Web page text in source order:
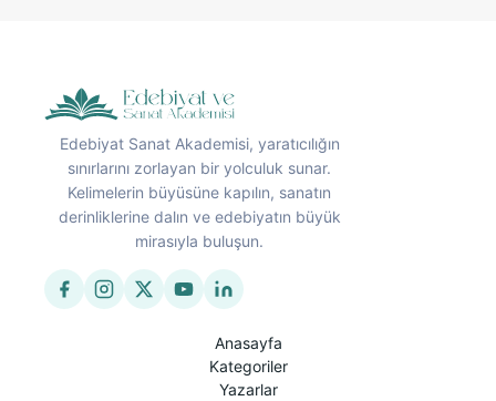
Edebiyat Sanat Akademisi, yaratıcılığın
sınırlarını zorlayan bir yolculuk sunar.
Kelimelerin büyüsüne kapılın, sanatın
derinliklerine dalın ve edebiyatın büyük
mirasıyla buluşun.
Anasayfa
Kategoriler
Yazarlar